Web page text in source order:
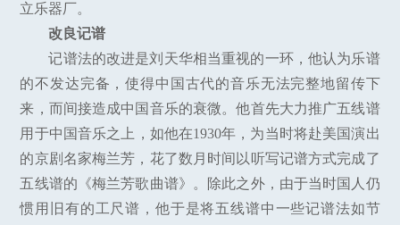
立乐器厂。
改良记谱
记谱法的改进是刘天华相当重视的一环，他认为乐谱
的不发达完备，使得中国古代的音乐无法完整地留传下
来，而间接造成中国音乐的衰微。他首先大力推广五线谱
用于中国音乐之上，如他在1930年，为当时将赴美国演出
的京剧名家梅兰芳，花了数月时间以听写记谱方式完成了
五线谱的《梅兰芳歌曲谱》。除此之外，由于当时国人仍
惯用旧有的工尺谱，他于是将五线谱中一些记谱法如节